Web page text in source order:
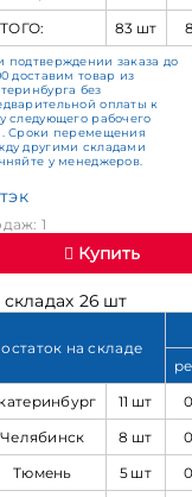
83 шт
подтверждении заказа до
доставим товар из
без
оплаты к
следующего рабочего
Сроки перемещения
другими складами
у менеджеров.
1
Купить
складах 26 шт
остаток на складе
11 шт
Челябинск
8 шт
Тюмень
5 шт